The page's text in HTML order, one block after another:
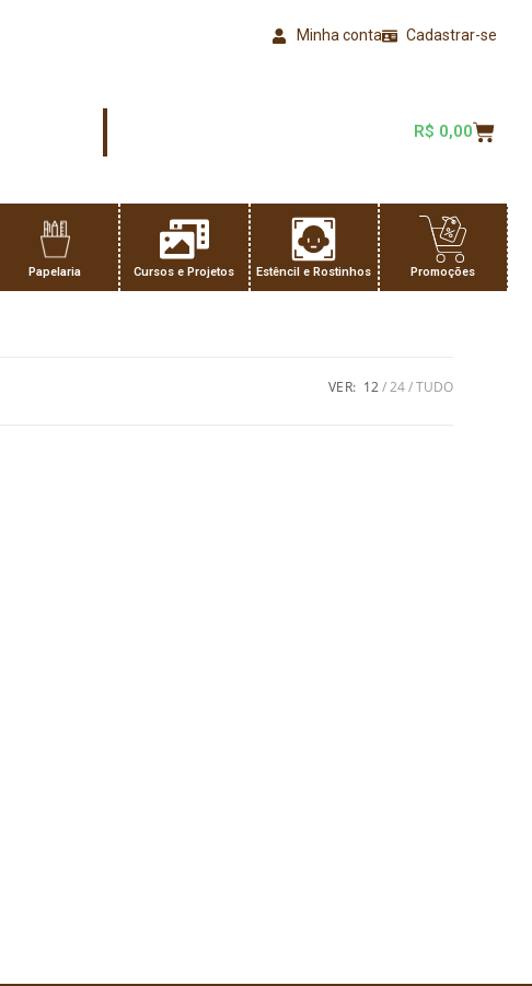
Cadastrar-se
Minha conta
R$ 0,00
Papelaria Cursos e Projetos Estêncil e Rostinhos Promoções
VER: 12 24 TUDO